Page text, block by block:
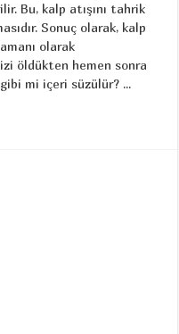
Bu, kalp atışını tahrik
Sonuç olarak, kalp
olarak
öldükten hemen sonra
mi içeri süzülür? ...